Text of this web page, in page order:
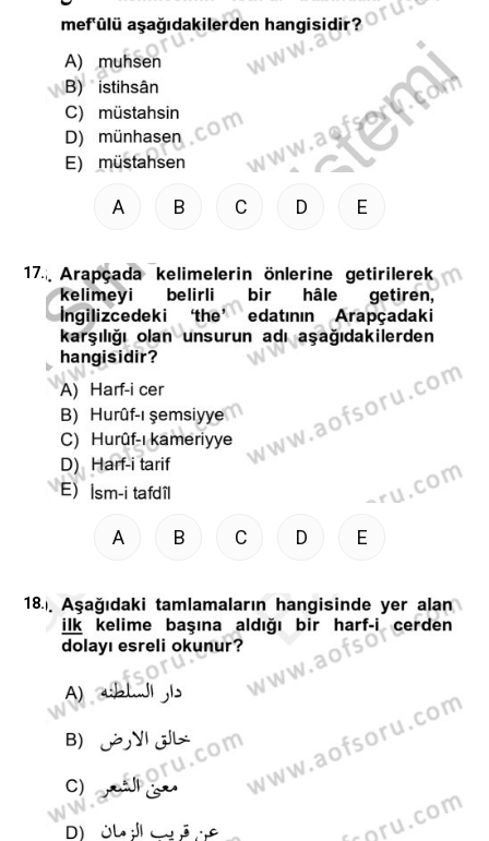
A B C D E
17.
A B C D E
18.